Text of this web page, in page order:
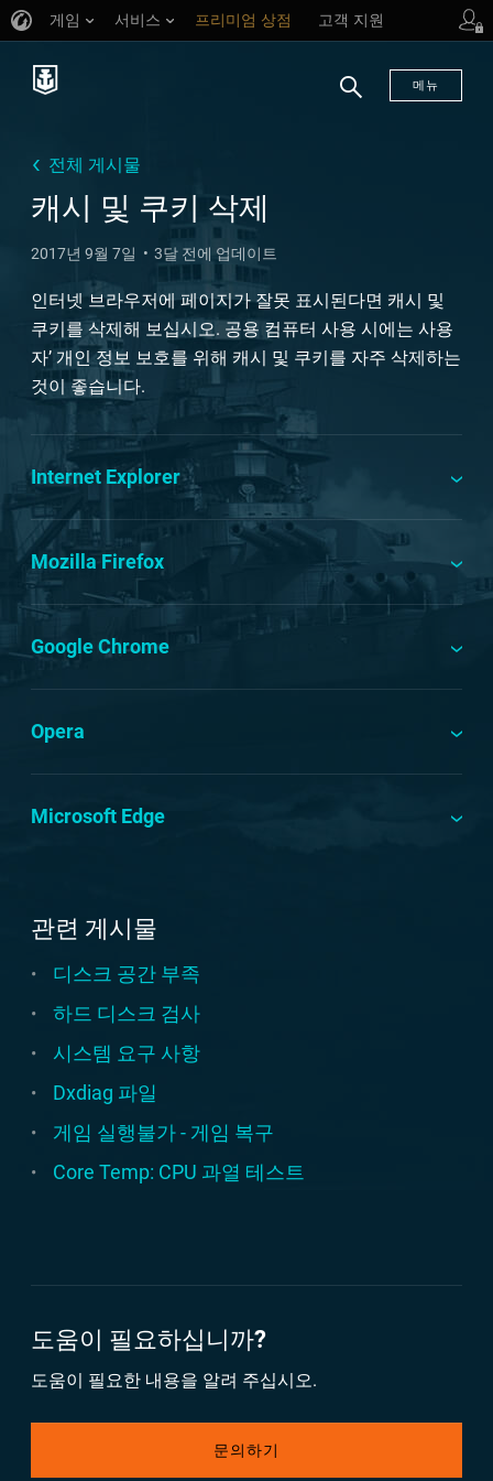
게임 서비스 프리미엄 상점 고객 지원
메뉴
전체 게시물
캐시 및 쿠키 삭제
2017년 9월 7일 3달 전에 업데이트
인터넷 브라우저에 페이지가 잘못 표시된다면 캐시 및
쿠키를 삭제해 보십시오. 공용 컴퓨터 사용 시에는 사용
자’ 개인 정보 보호를 위해 캐시 및 쿠키를 자주 삭제하는
것이 좋습니다.
Internet Explorer
Mozilla Firefox
Google Chrome
Opera
Microsoft Edge
관련 게시물
디스크 공간 부족
하드 디스크 검사
시스템 요구 사항
Dxdiag 파일
게임 실행불가 - 게임 복구
Core Temp: CPU 과열 테스트
도움이 필요하십니까?
도움이 필요한 내용을 알려 주십시오.
문의하기